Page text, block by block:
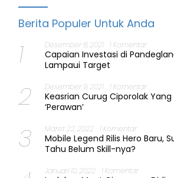
Berita Populer Untuk Anda
1 Desember 8, 2021 1 Komentar
Capaian Investasi di
Lampaui Target
2 Desember 9, 2021 1 Komentar
Keasrian Curug Ciporolak Yang
‘Perawan’
3 Maret 22, 2022 1 Komentar
Mobile Legend Rilis Hero Baru,
Tahu Belum Skill-nya?
Januari 10, 2022 1 Komentar